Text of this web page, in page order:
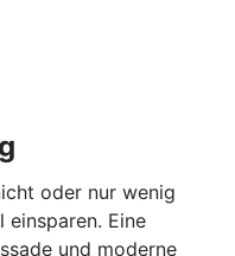
oder nur wenig
Eine
und moderne